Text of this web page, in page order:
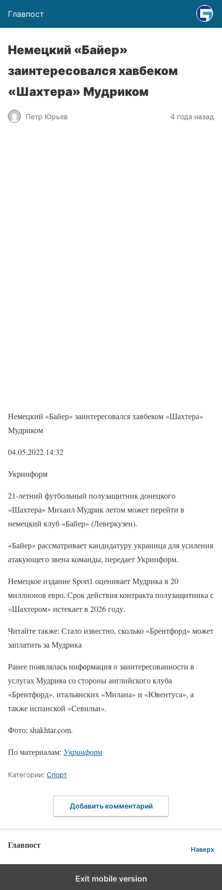
Главпост
Немецкий «Байер»
заинтересовался хавбеком
«Шахтера» Мудриком
Петр Юрьев 4 года назад
Немецкий «Байер» заинтересовался хавбеком «Шахтера»
Мудриком
04.05.2022 14:32
Укринформ
21-летний футбольный полузащитник донецкого
«Шахтера» Михаил Мудрик летом может перейти в
немецкий клуб «Байер» (Леверкузен).
«Байер» рассматривает кандидатуру украинца для усиления
атакующего звена команды, передает Укринформ.
Немецкое издание Sport1 оценивает Мудрика в 20
миллионов евро. Срок действия контракта полузащитника с
«Шахтером» истекает в 2026 году.
Читайте также: Стало известно, сколько «Брентфорд» может
заплатить за Мудрика
Ранее появлялась информация о заинтересованности в
услугах Мудрика со стороны английского клуба
«Брентфорд», итальянских «Милана» и «Ювентуса», а
также испанской «Севильи».
Фото: shakhtar.com.
По материалам: Укринформ
Категории: Спорт
Добавить комментарий
Главпост Наверх
Exit mobile version